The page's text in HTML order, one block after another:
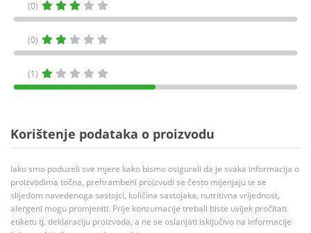
(0)
(0)
(1)
Korištenje podataka o proizvodu
Iako smo poduzeli sve mjere kako bismo osigurali da je svaka informacija o
proizvodima točna, prehrambeni proizvodi se često mijenjaju te se
slijedom navedenoga sastojci, količina sastojaka, nutritivna vrijednost,
alergeni mogu promjeniti. Prije konzumacije trebali biste uvijek pročitati
etiketu tj. deklaraciju proizvoda, a ne se oslanjati isključivo na informacije